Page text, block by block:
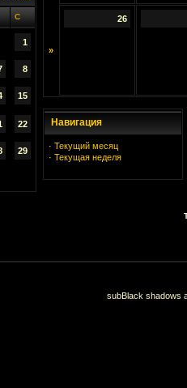
С
1
8
15
22
29
»
26
Навигация
· Текущий месяц
· Текущая неделя
subBlack shadows